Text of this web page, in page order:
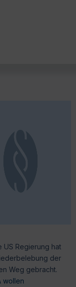
US Regierung hat
der
Weg gebracht.
wollen